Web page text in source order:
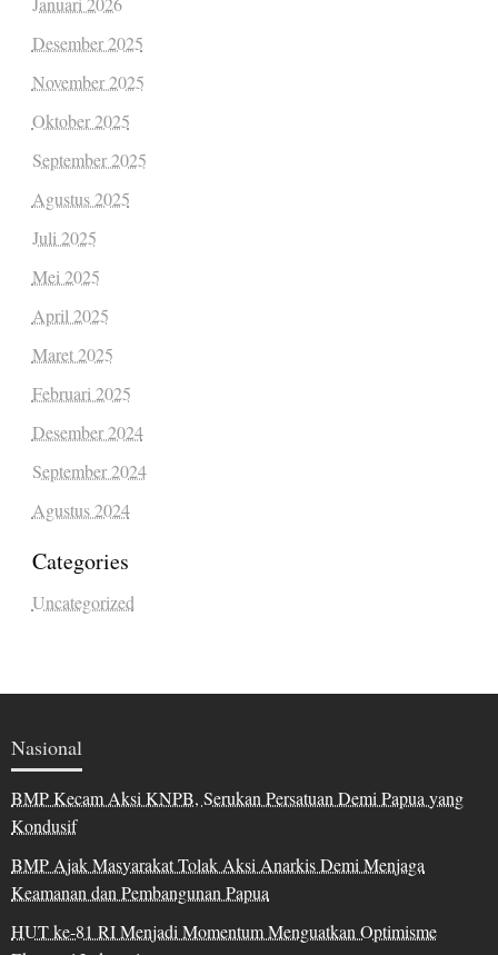
Desember 2025
November 2025
Oktober 2025
September 2025
Agustus 2025
Juli 2025
Mei 2025
April 2025
Maret 2025
Februari 2025
Desember 2024
September 2024
Agustus 2024
Categories
Uncategorized
Nasional
BMP Kecam Aksi KNPB, Serukan Persatuan Demi Papua yang
Kondusif
BMP Ajak Masyarakat Tolak Aksi Anarkis Demi Menjaga
Keamanan dan Pembangunan Papua
HUT ke-81 RI Menjadi Momentum Menguatkan Optimisme